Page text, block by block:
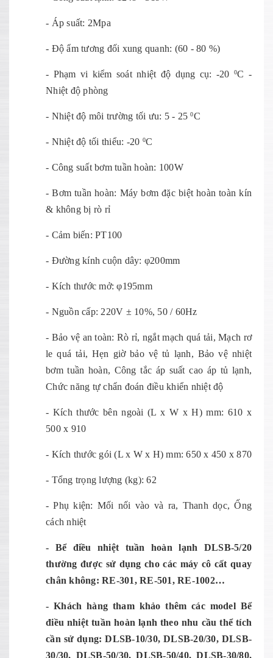
- Áp suất: 2Mpa
- Độ ẩm tương đối xung quanh: (60 - 80 %)
- Phạm vi kiểm soát nhiệt độ dụng cụ: -20 0C -
Nhiệt độ phòng
- Nhiệt độ môi trường tối ưu: 5 - 250C
- Nhiệt độ tối thiểu: -20 0C
- Công suất bơm tuần hoàn: 100W
- Bơm tuần hoàn: Máy bơm đặc biệt hoàn toàn kín
& không bị rò rỉ
- Cảm biến: PT100
- Đường kính cuộn dây: φ200mm
- Kích thước mở: φ195mm
- Nguồn cấp: 220V ± 10%, 50 / 60Hz
- Bảo vệ an toàn: Rò rỉ, ngắt mạch quá tải, Mạch rơ
le quá tải, Hẹn giờ bảo vệ tủ lạnh, Bảo vệ nhiệt
bơm tuần hoàn, Công tắc áp suất cao áp tủ lạnh,
Chức năng tự chẩn đoán điều khiển nhiệt độ
- Kích thước bên ngoài (L x W x H) mm: 610 x
500 x 910
- Kích thước gói (L x W x H) mm: 650 x 450 x 870
- Tổng trọng lượng (kg): 62
- Phụ kiện: Mối nối vào và ra, Thanh dọc, Ống
cách nhiệt
- Bể điều nhiệt tuần hoàn lạnh DLSB-5/20
thường được sử dụng cho các máy cô cất quay
chân không: RE-301, RE-501, RE-1002…
- Khách hàng tham khảo thêm các model Bể
điều nhiệt tuần hoàn lạnh theo nhu cầu thể tích
cần sử dụng: DLSB-10/30, DLSB-20/30, DLSB-
30/30, DLSB-50/30, DLSB-50/40, DLSB-30/80,